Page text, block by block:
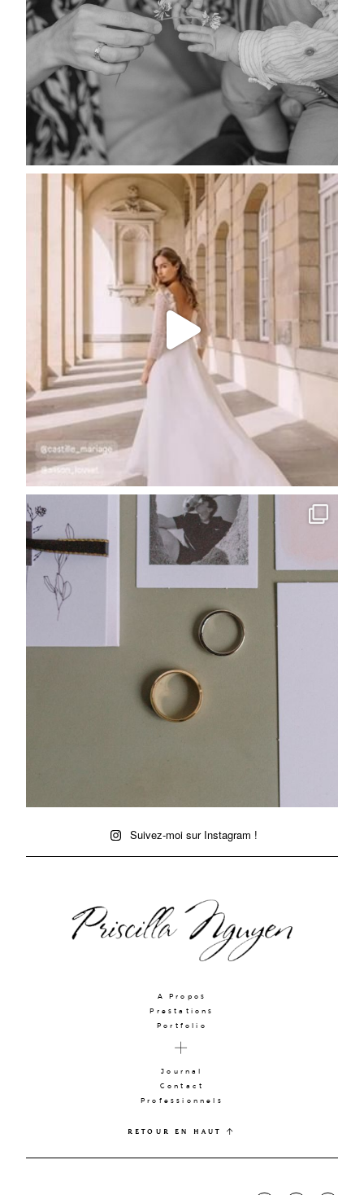
Suivez-moi sur Instagram !
A Propos
Prestations
Portfolio
Journal
Contact
Professionnels
RETOUR EN HAUT